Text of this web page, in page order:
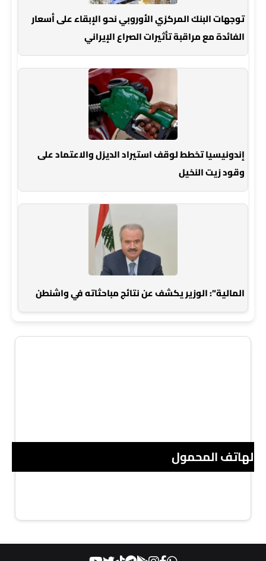
توجهات البنك المركزي الأوروبي نحو الإبقاء على أسعار
الفائدة مع مراقبة تأثيرات الصراع الإيراني
إندونيسيا تخطط لوقف استيراد الديزل والاعتماد على
وقود زيت النخيل
المالية”: الوزير يكشف عن نتائج مباحثاته في واشنطن
الهاتف المحمول